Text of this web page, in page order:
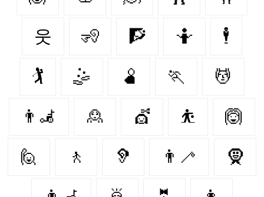
웃 🧏 🧗 🤷 🕴
🏌 🤹 🫄 🏃‍ 💆
👨‍🦼‍️ 🙎 💇‍ ⛹ 🙆‍
🙋 🚶‍ 🦻 👨‍🦯 🧕